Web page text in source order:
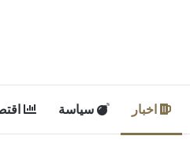
الرئيسيةاخبار سياسة